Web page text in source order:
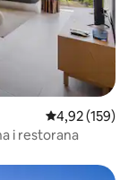
Prosječna
4,92 (159)
i restorana